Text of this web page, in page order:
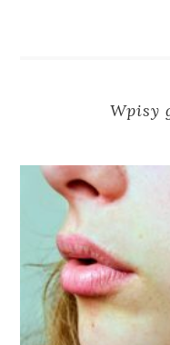
Wpisy